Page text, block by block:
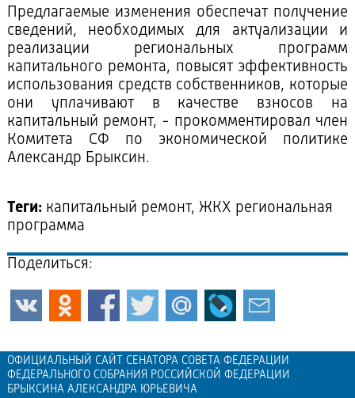
Предлагаемые изменения обеспечат получение
сведений, необходимых для актуализации и
реализации региональных программ
капитального ремонта, повысят эффективность
использования средств собственников, которые
они уплачивают в качестве взносов на
капитальный ремонт, - прокомментировал член
Комитета СФ по экономической политике
Александр Брыксин.
Теги:капитальный ремонт, ЖКХ региональная
программа
Поделиться:
ОФИЦИАЛЬНЫЙ САЙТ СЕНАТОРА СОВЕТА ФЕДЕРАЦИИ
ФЕДЕРАЛЬНОГО СОБРАНИЯ РОССИЙСКОЙ ФЕДЕРАЦИИ
БРЫКСИНА АЛЕКСАНДРА ЮРЬЕВИЧА